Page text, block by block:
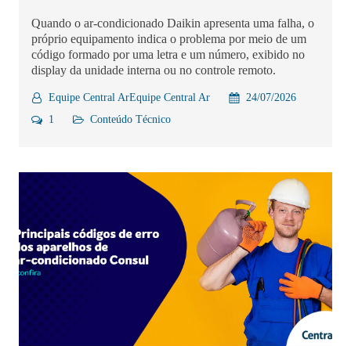
Quando o ar-condicionado Daikin apresenta uma falha, o
próprio equipamento indica o problema por meio de um
código formado por uma letra e um número, exibido no
display da unidade interna ou no controle remoto.
Equipe Central ArEquipe Central Ar
24/07/2026
1
Conteúdo Técnico